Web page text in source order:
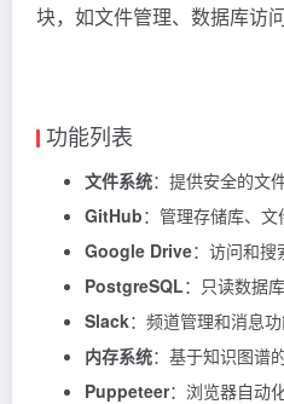
块，如文件管理、数据库访
功能列表
文件系统：提供安全的文
GitHub：管理存储库、
Google Drive：访问和
PostgreSQL：只读数据
Slack：频道管理和消息
内存系统：基于知识图谱
Puppeteer：浏览器自动